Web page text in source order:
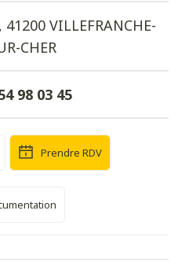
VILLEFRANCHE-
CHER
98 03 45
Prendre RDV